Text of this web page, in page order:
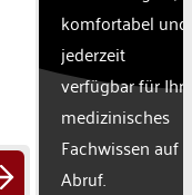
komfortabel und
jederzeit
verfügbar für Ihr
medizinisches
Fachwissen auf
Abruf.